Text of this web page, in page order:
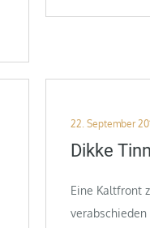
Posted
on
22. September
Dikke
Eine Kaltfront